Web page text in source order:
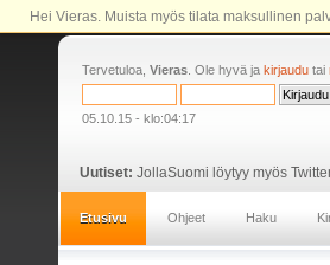
Hei Vieras. Muista myös tilata maksullinen
Tervetuloa, Vieras. Ole hyvä ja kirjaudu tai
05.10.15 - klo:04:17
Uutiset: JollaSuomi löytyy myös
Etusivu Ohjeet Haku